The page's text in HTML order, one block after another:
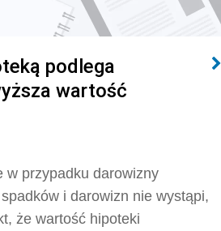
podlega
wartość
w przypadku darowizny
i darowizn nie wystąpi,
że wartość hipoteki